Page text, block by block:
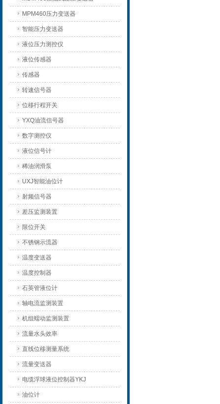
MPM460压力变送器
智能压力变送器
液位压力测控仪
液位传感器
传感器
转速信号器
位移行程开关
YXQ油流信号器
数字测控仪
液位信号计
稀油润滑泵
UXJ智能油位计
射频信号器
差压监测装置
限位开关
不锈钢示流器
温度变送器
温度控制器
石英管液位计
轴电流监测装置
机组蠕动监测装置
流量水头效率
直线位移测量系统
流量变送器
电缆浮球液位控制器YKJ
油位计